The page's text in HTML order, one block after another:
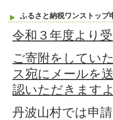
ふるさと納税ワンストップ
令和３年度より
ご寄附をしてい
ス宛にメールを
認いただきます
丹波山村では申